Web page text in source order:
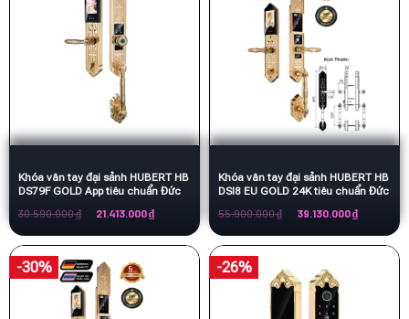
Khóa vân tay đại sảnh HUBERT HB
DS79F GOLD App tiêu chuẩn Đức
30.590.000₫
Giá
là:
30.590.000 ₫.
21.413.000₫Giá
hiện
tại
là:
21.413.000 ₫.
Khóa vân tay đại sảnh HUBERT HB
DSI8 EU GOLD 24K tiêu chuẩn Đức
55.900.000₫
Giá
là:
55.900.000 ₫.
39.130.000₫Giá
hiện
tại
là:
-30% -26%